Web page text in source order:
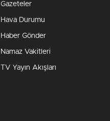
Gazeteler
Hava Durumu
Haber Gönder
Namaz Vakitleri
TV Yayın Akışları